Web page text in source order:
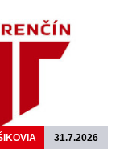
31.7.2026